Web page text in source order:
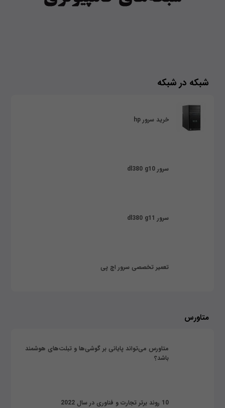
شبکه در شبکه
خرید سرور hp
سرور dl380 g10
سرور dl380 g11
تعمیر تخصصی سرور اچ پی
متاورس
متاورس می‌تواند پایانی بر گوشی‌ها و تبلت‌های هوشمند
باشد؟
10 روند برتر تجارت و فناوری در سال 2022